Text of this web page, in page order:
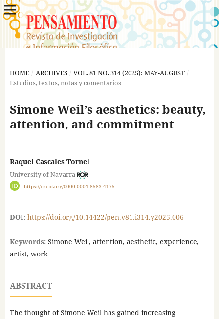
HOME / ARCHIVES / VOL. 81 NO. 314 (2025): MAY-AUGUST /
Estudios, textos, notas y comentarios
Simone Weil’s aesthetics: beauty,
attention, and commitment
Raquel Cascales Tornel
University of Navarra
https://orcid.org/0000-0001-8583-4175
DOI: https://doi.org/10.14422/pen.v81.i314.y2025.006
Keywords: Simone Weil, attention, aesthetic, experience,
artist, work
ABSTRACT
The thought of Simone Weil has gained increasing